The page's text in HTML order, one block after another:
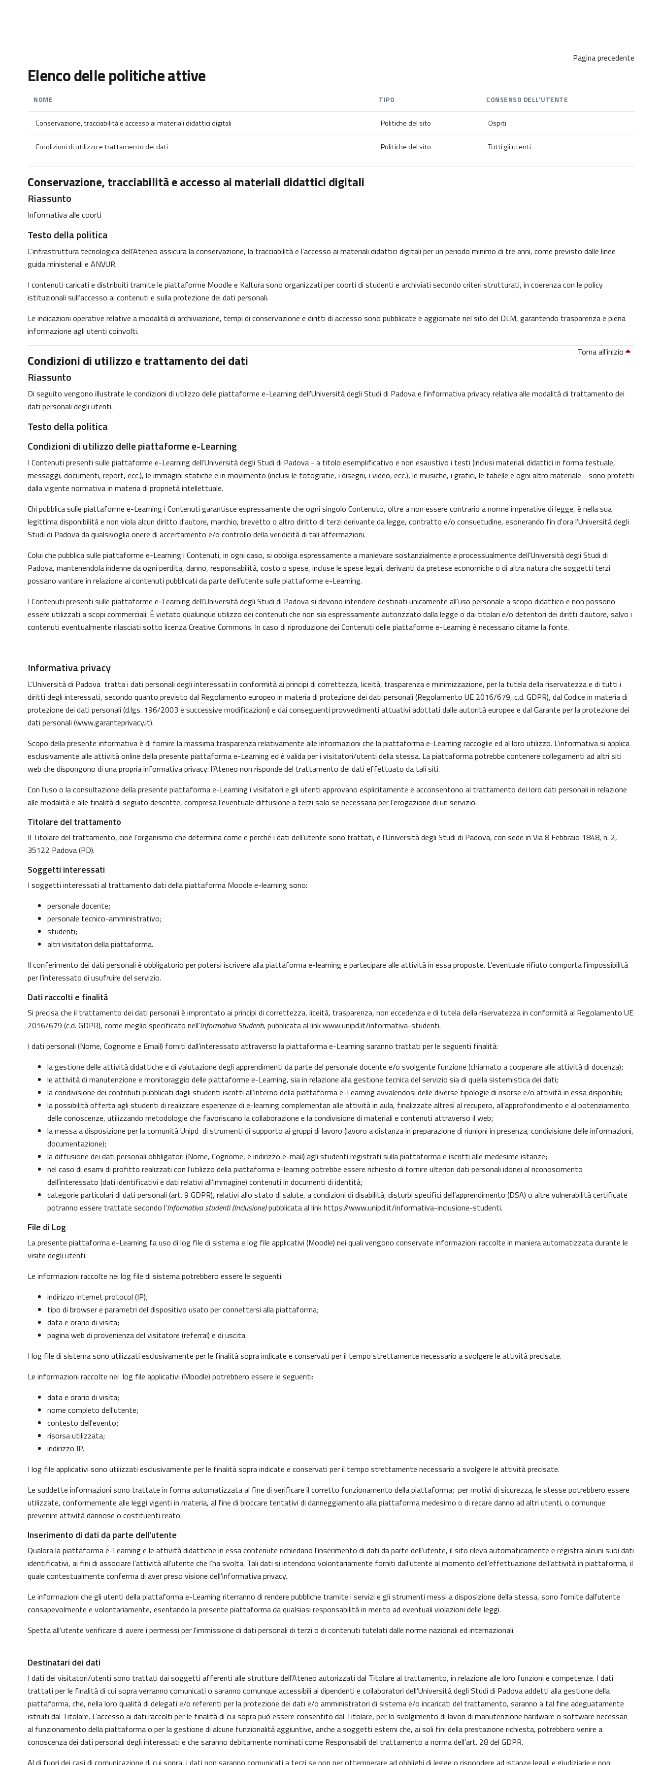
Pagina precedente
Elenco delle politiche attive
NOME TIPO CONSENSO DELL'UTENTE
Conservazione, tracciabilità e accesso ai materiali didattici digitali Politiche del sito Ospiti
Condizioni di utilizzo e trattamento dei dati Politiche del sito Tutti gli utenti
Conservazione, tracciabilità e accesso ai materiali didattici digitali
Riassunto
Informativa alle coorti
Testo della politica
L’infrastruttura tecnologica dell’Ateneo assicura la conservazione, la tracciabilità e l’accesso ai materiali didattici digitali per un periodo minimo di tre anni, come previsto dalle linee
guida ministeriali e ANVUR.
I contenuti caricati e distribuiti tramite le piattaforme Moodle e Kaltura sono organizzati per coorti di studenti e archiviati secondo criteri strutturati, in coerenza con le policy
istituzionali sull’accesso ai contenuti e sulla protezione dei dati personali.
Le indicazioni operative relative a modalità di archiviazione, tempi di conservazione e diritti di accesso sono pubblicate e aggiornate nel sito del DLM, garantendo trasparenza e piena
informazione agli utenti coinvolti.
Torna all'inizio
Condizioni di utilizzo e trattamento dei dati
Riassunto
Di seguito vengono illustrate le condizioni di utilizzo delle piattaforme e-Learning dell'Università degli Studi di Padova e l'informativa privacy relativa alle modalità di trattamento dei
dati personali degli utenti.
Testo della politica
Condizioni di utilizzo delle piattaforme e-Learning
I Contenuti presenti sulle piattaforme e-Learning dell’Università degli Studi di Padova - a titolo esemplificativo e non esaustivo i testi (inclusi materiali didattici in forma testuale,
messaggi, documenti, report, ecc.), le immagini statiche e in movimento (inclusi le fotografie, i disegni, i video, ecc.), le musiche, i grafici, le tabelle e ogni altro materiale - sono protetti
dalla vigente normativa in materia di proprietà intellettuale.
Chi pubblica sulle piattaforme e-Learning i Contenuti garantisce espressamente che ogni singolo Contenuto, oltre a non essere contrario a norme imperative di legge, è nella sua
legittima disponibilità e non viola alcun diritto d'autore, marchio, brevetto o altro diritto di terzi derivante da legge, contratto e/o consuetudine, esonerando fin d'ora l’Università degli
Studi di Padova da qualsivoglia onere di accertamento e/o controllo della veridicità di tali affermazioni.
Colui che pubblica sulle piattaforme e-Learning i Contenuti, in ogni caso, si obbliga espressamente a manlevare sostanzialmente e processualmente dell’Università degli Studi di
Padova, mantenendola indenne da ogni perdita, danno, responsabilità, costo o spese, incluse le spese legali, derivanti da pretese economiche o di altra natura che soggetti terzi
possano vantare in relazione ai contenuti pubblicati da parte dell’utente sulle piattaforme e-Learning.
I Contenuti presenti sulle piattaforme e-Learning dell’Università degli Studi di Padova si devono intendere destinati unicamente all'uso personale a scopo didattico e non possono
essere utilizzati a scopi commerciali. È vietato qualunque utilizzo dei contenuti che non sia espressamente autorizzato dalla legge o dai titolari e/o detentori dei diritti d'autore, salvo i
contenuti eventualmente rilasciati sotto licenza Creative Commons. In caso di riproduzione dei Contenuti delle piattaforme e-Learning è necessario citarne la fonte.
Informativa privacy
L’Università di Padova tratta i dati personali degli interessati in conformità ai principi di correttezza, liceità, trasparenza e minimizzazione, per la tutela della riservatezza e di tutti i
diritti degli interessati, secondo quanto previsto dal Regolamento europeo in materia di protezione dei dati personali (Regolamento UE 2016/679, c.d. GDPR), dal Codice in materia di
protezione dei dati personali (d.lgs. 196/2003 e successive modificazioni) e dai conseguenti provvedimenti attuativi adottati dalle autorità europee e dal Garante per la protezione dei
dati personali (www.garanteprivacy.it).
Scopo della presente informativa è di fornire la massima trasparenza relativamente alle informazioni che la piattaforma e-Learning raccoglie ed al loro utilizzo. L’informativa si applica
esclusivamente alle attività online della presente piattaforma e-Learning ed è valida per i visitatori/utenti della stessa. La piattaforma potrebbe contenere collegamenti ad altri siti
web che dispongono di una propria informativa privacy: l’Ateneo non risponde del trattamento dei dati effettuato da tali siti.
Con l'uso o la consultazione della presente piattaforma e-Learning i visitatori e gli utenti approvano esplicitamente e acconsentono al trattamento dei loro dati personali in relazione
alle modalità e alle finalità di seguito descritte, compresa l’eventuale diffusione a terzi solo se necessaria per l’erogazione di un servizio.
Titolare del trattamento
Il Titolare del trattamento, cioè l’organismo che determina come e perché i dati dell’utente sono trattati, è l’Università degli Studi di Padova, con sede in Via 8 Febbraio 1848, n. 2,
35122 Padova (PD).
Soggetti interessati
I soggetti interessati al trattamento dati della piattaforma Moodle e-learning sono:
personale docente;
personale tecnico-amministrativo;
studenti;
altri visitatori della piattaforma.
Il conferimento dei dati personali è obbligatorio per potersi iscrivere alla piattaforma e-learning e partecipare alle attività in essa proposte. L’eventuale rifiuto comporta l’impossibilità
per l’interessato di usufruire del servizio.
Dati raccolti e finalità
Si precisa che il trattamento dei dati personali è improntato ai principi di correttezza, liceità, trasparenza, non eccedenza e di tutela della riservatezza in conformità al Regolamento UE
2016/679 (c.d. GDPR), come meglio specificato nell’Informativa Studenti, pubblicata al linkwww.unipd.it/informativa-studenti.
I dati personali (Nome, Cognome e Email) forniti dall’interessato attraverso la piattaforma e-Learning saranno trattati per le seguenti finalità:
la gestione delle attività didattiche e di valutazione degli apprendimenti da parte del personale docente e/o svolgente funzione (chiamato a cooperare alle attività di docenza);
le attività di manutenzione e monitoraggio delle piattaforme e-Learning, sia in relazione alla gestione tecnica del servizio sia di quella sistemistica dei dati;
la condivisione dei contributi pubblicati dagli studenti iscritti all’interno della piattaforma e-Learning avvalendosi delle diverse tipologie di risorse e/o attività in essa disponibili;
la possibilità offerta agli studenti di realizzare esperienze di e-learning complementari alle attività in aula, finalizzate altresì al recupero, all'approfondimento e al potenziamento
delle conoscenze, utilizzando metodologie che favoriscano la collaborazione e la condivisione di materiali e contenuti attraverso il web;
la messa a disposizione per la comunità Unipd di strumenti di supporto ai gruppi di lavoro (lavoro a distanza in preparazione di riunioni in presenza, condivisione delle informazioni,
documentazione);
la diffusione dei dati personali obbligatori (Nome, Cognome, e indirizzo e-mail) agli studenti registrati sulla piattaforma e iscritti alle medesime istanze;
nel caso di esami di profitto realizzati con l’utilizzo della piattaforma e-learning potrebbe essere richiesto di fornire ulteriori dati personali idonei al riconoscimento
dell’interessato (dati identificativi e dati relativi all’immagine) contenuti in documenti di identità;
categorie particolari di dati personali (art. 9 GDPR), relativi allo stato di salute, a condizioni di disabilità, disturbi specifici dell’apprendimento (DSA) o altre vulnerabilità certificate
potranno essere trattate secondo l’Informativa studenti (Inclusione)pubblicata al linkhttps://www.unipd.it/informativa-inclusione-studenti.
File di Log
La presente piattaforma e-Learning fa uso di log file di sistema e log file applicativi (Moodle) nei quali vengono conservate informazioni raccolte in maniera automatizzata durante le
visite degli utenti.
Le informazioni raccolte nei log file di sistema potrebbero essere le seguenti:
indirizzo internet protocol (IP);
tipo di browser e parametri del dispositivo usato per connettersi alla piattaforma;
data e orario di visita;
pagina web di provenienza del visitatore (referral) e di uscita.
I log file di sistema sono utilizzati esclusivamente per le finalità sopra indicate e conservati per il tempo strettamente necessario a svolgere le attività precisate.
Le informazioni raccolte nei log file applicativi (Moodle) potrebbero essere le seguenti:
data e orario di visita;
nome completo dell'utente;
contesto dell'evento;
risorsa utilizzata;
indirizzo IP.
I log file applicativi sono utilizzati esclusivamente per le finalità sopra indicate e conservati per il tempo strettamente necessario a svolgere le attività precisate.
Le suddette informazioni sono trattate in forma automatizzata al fine di verificare il corretto funzionamento della piattaforma; per motivi di sicurezza, le stesse potrebbero essere
utilizzate, conformemente alle leggi vigenti in materia, al fine di bloccare tentativi di danneggiamento alla piattaforma medesimo o di recare danno ad altri utenti, o comunque
prevenire attività dannose o costituenti reato.
Inserimento di dati da parte dell’utente
Qualora la piattaforma e-Learning e le attività didattiche in essa contenute richiedano l'inserimento di dati da parte dell’utente, il sito rileva automaticamente e registra alcuni suoi dati
identificativi, ai fini di associare l’attività all'utente che l’ha svolta. Tali dati si intendono volontariamente forniti dall'utente al momento dell’effettuazione dell’attività in piattaforma, il
quale contestualmente conferma di aver preso visione dell'informativa privacy.
Le informazioni che gli utenti della piattaforma e-Learning riterranno di rendere pubbliche tramite i servizi e gli strumenti messi a disposizione della stessa, sono fornite dall'utente
consapevolmente e volontariamente, esentando la presente piattaforma da qualsiasi responsabilità in merito ad eventuali violazioni delle leggi.
Spetta all'utente verificare di avere i permessi per l'immissione di dati personali di terzi o di contenuti tutelati dalle norme nazionali ed internazionali.
Destinatari dei dati
I dati dei visitatori/utenti sono trattati dai soggetti afferenti alle strutture dell’Ateneo autorizzati dal Titolare al trattamento, in relazione alle loro funzioni e competenze. I dati
trattati per le finalità di cui sopra verranno comunicati o saranno comunque accessibili ai dipendenti e collaboratori dell’Università degli Studi di Padova addetti alla gestione della
piattaforma, che, nella loro qualità di delegati e/o referenti per la protezione dei dati e/o amministratori di sistema e/o incaricati del trattamento, saranno a tal fine adeguatamente
istruiti dal Titolare. L’accesso ai dati raccolti per le finalità di cui sopra può essere consentito dal Titolare, per lo svolgimento di lavori di manutenzione hardware o software necessari
al funzionamento della piattaforma o per la gestione di alcune funzionalità aggiuntive, anche a soggetti esterni che, ai soli fini della prestazione richiesta, potrebbero venire a
conoscenza dei dati personali degli interessati e che saranno debitamente nominati come Responsabili del trattamento a norma dell’art. 28 del GDPR.
Al di fuori dei casi di comunicazione di cui sopra, i dati non saranno comunicati a terzi se non per ottemperare ad obblighi di legge o rispondere ad istanze legali e giudiziarie e non